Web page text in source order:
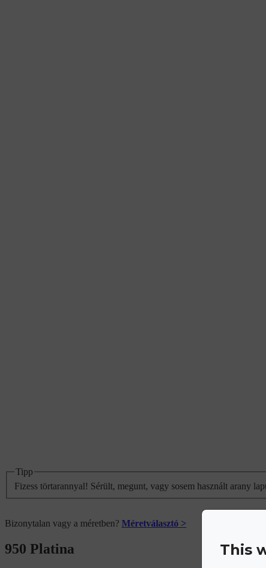
Tipp
Fizess törtarannyal! Sérült, megunt, vagy sosem használt arany
Bizonytalan vagy a méretben? Méretválasztó >
950 Platina This